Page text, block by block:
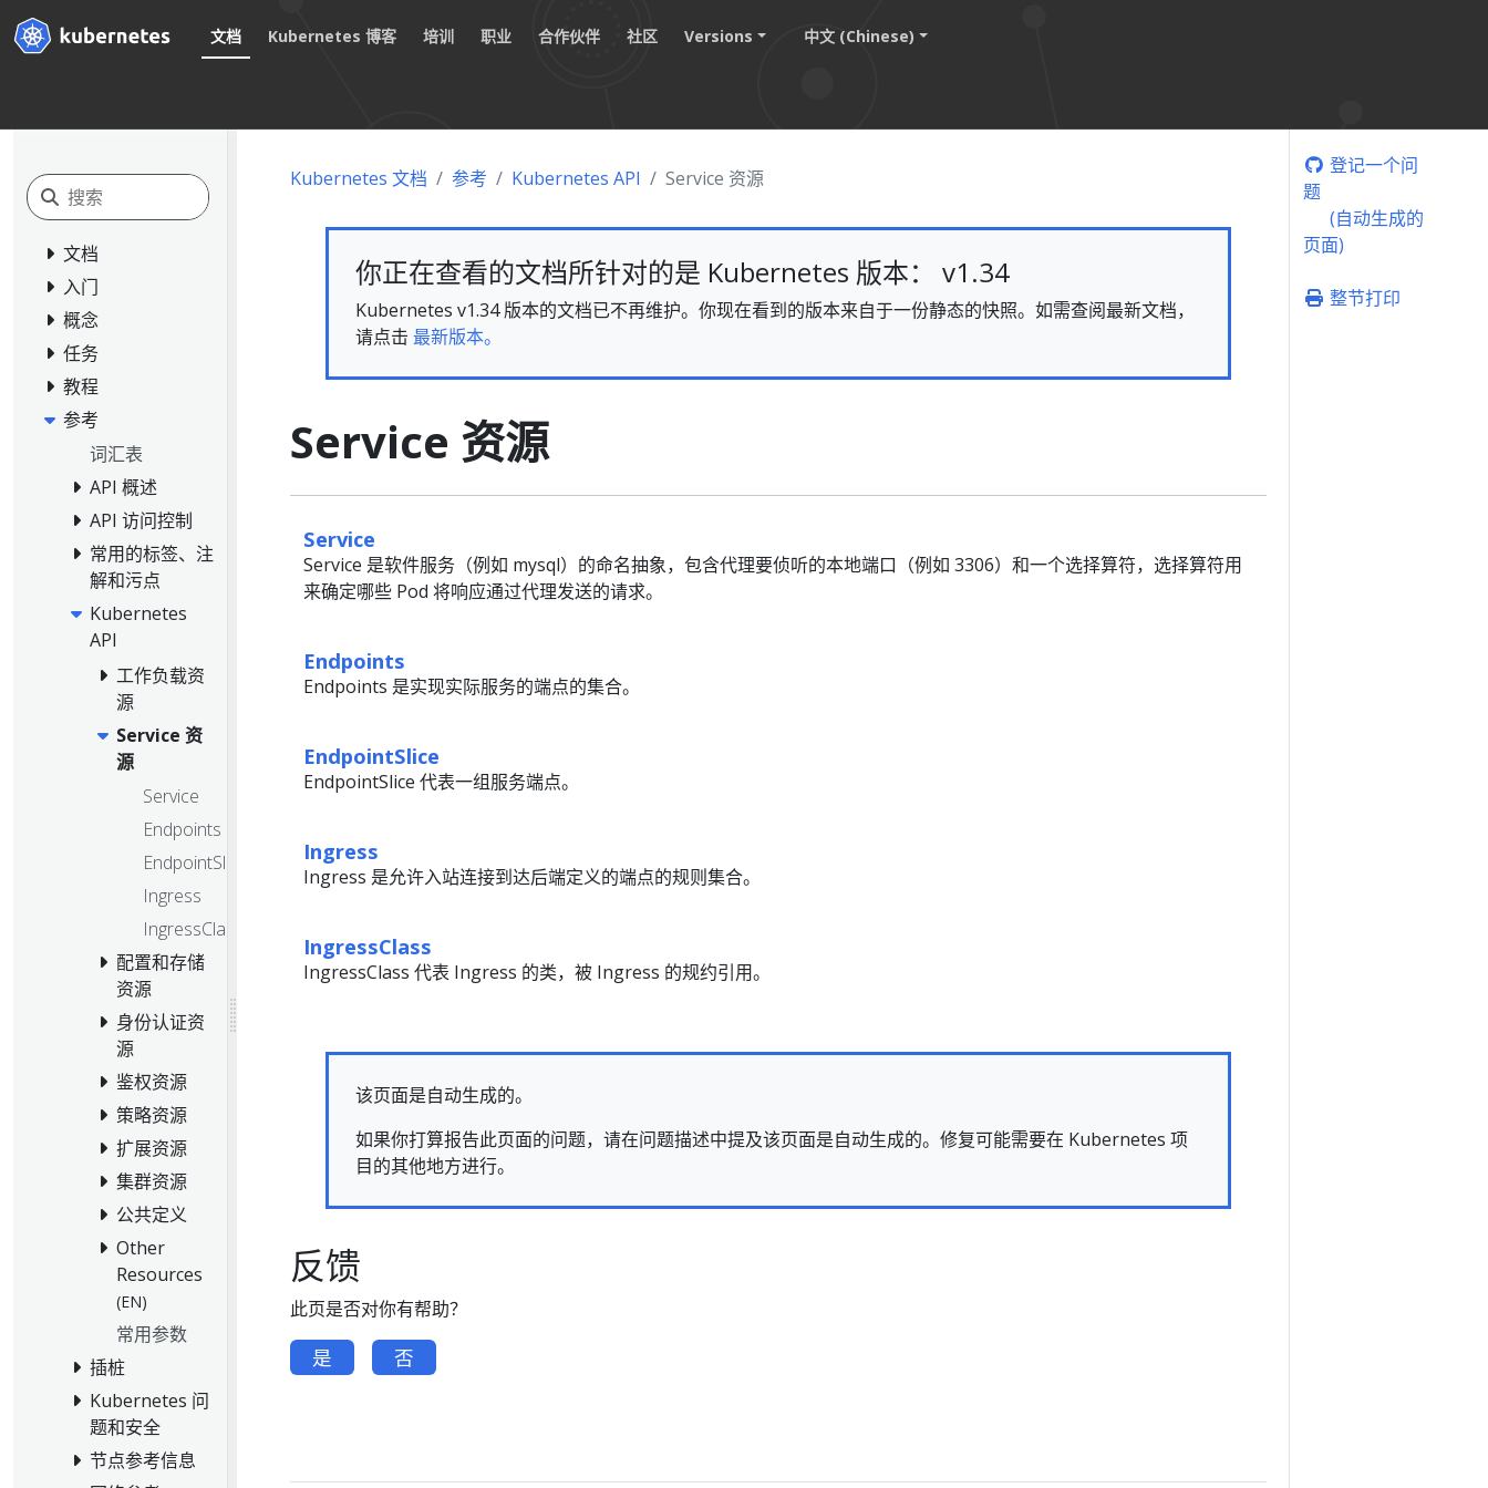
文档 Kubernetes 博客 培训 职业 合作伙伴 社区 Versions 中文 (Chinese)
文档
入门
概念
任务
教程
参考
词汇表
API 概述
API 访问控制
常用的标签、注
解和污点
Kubernetes
API
工作负载资
源
Service 资
源
Service
Endpoints
EndpointSlice
Ingress
IngressClass
配置和存储
资源
身份认证资
源
鉴权资源
策略资源
扩展资源
集群资源
公共定义
Other
Resources
(EN)
常用参数
插桩
Kubernetes 问
题和安全
节点参考信息
Kubernetes 文档 参考 Kubernetes API Service 资源
你正在查看的文档所针对的是 Kubernetes 版本： v1.34
Kubernetes v1.34 版本的文档已不再维护。你现在看到的版本来自于一份静态的快照。如需查阅最新文档，
请点击 最新版本。
Service 资源
Service
Service 是软件服务（例如 mysql）的命名抽象，包含代理要侦听的本地端口（例如 3306）和一个选择算符，选择算符用
来确定哪些 Pod 将响应通过代理发送的请求。
Endpoints
Endpoints 是实现实际服务的端点的集合。
EndpointSlice
EndpointSlice 代表一组服务端点。
Ingress
Ingress 是允许入站连接到达后端定义的端点的规则集合。
IngressClass
IngressClass 代表 Ingress 的类，被 Ingress 的规约引用。
该页面是自动生成的。
如果你打算报告此页面的问题，请在问题描述中提及该页面是自动生成的。修复可能需要在 Kubernetes 项
目的其他地方进行。
反馈
此页是否对你有帮助？
是 否
登记一个问
题
(自动生成的
页面)
整节打印